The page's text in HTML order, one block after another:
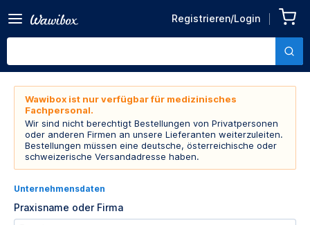
Registrieren/Login
Wawibox ist nur verfügbar für medizinisches
Fachpersonal.
Wir sind nicht berechtigt Bestellungen von Privatpersonen
oder anderen Firmen an unsere Lieferanten weiterzuleiten.
Bestellungen müssen eine deutsche, österreichische oder
schweizerische Versandadresse haben.
Unternehmensdaten
Praxisname oder Firma